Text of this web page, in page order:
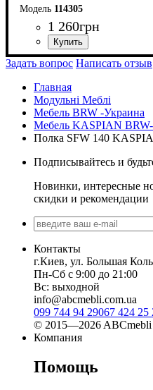
114305
1 260грн
ширина, мм: 1435
высота, мм: 400
глубина, мм: 250
Задать вопрос Написать отзыв
Главная
Модульні Меблі
Мебель BRW -Украина
Мебель KASPIAN
Полка SFW 140
Подписывайтесь и
Новинки, интересные
скидки и рекомендации
Контакты
г.Киев, ул. Большая
Пн-Сб с 9:00 до 21:00
Вс: выходной
info@abcmebli.com.ua
099 744 94 29067 424 25
© 2015—2026 ABCmebli
Компания
Помощь